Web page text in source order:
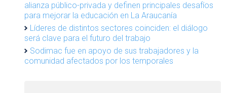
alianza público-privada y definen principales desafíos
para mejorar la educación en La Araucanía
Líderes de distintos sectores coinciden: el diálogo
será clave para el futuro del trabajo
Sodimac fue en apoyo de sus trabajadores y la
comunidad afectados por los temporales